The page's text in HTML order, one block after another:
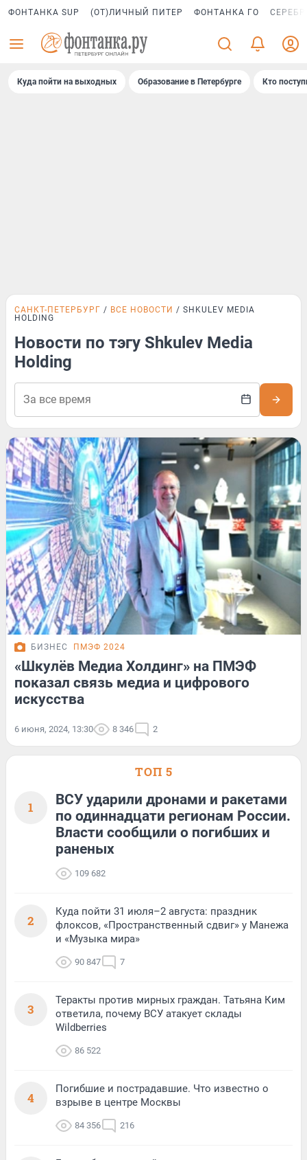
ФОНТАНКА SUP (ОТ)ЛИЧНЫЙ ПИТЕР ФОНТАНКА ГО
Куда пойти на выходных Образование в Петербурге Кто
САНКТ-ПЕТЕРБУРГ ВСЕ НОВОСТИ
SHKULEV MEDIA
HOLDING
Новости по тэгу Shkulev Media
Holding
БИЗНЕС ПМЭФ 2024
«Шкулёв Медиа Холдинг» на ПМЭФ
показал связь медиа и цифрового
искусства
6 июня, 2024, 13:30 8 346 2
ТОП 5
1
ВСУ ударили дронами и ракетами
по одиннадцати регионам России.
Власти сообщили о погибших и
раненых
109 682
2
Куда пойти 31 июля–2 августа: праздник
флоксов, «Пространственный сдвиг» у Манежа
и «Музыка мира»
90 847 7
3
Теракты против мирных граждан. Татьяна Ким
ответила, почему ВСУ атакует склады
Wildberries
86 522
4
Погибшие и пострадавшие. Что известно о
взрыве в центре Москвы
84 356 216